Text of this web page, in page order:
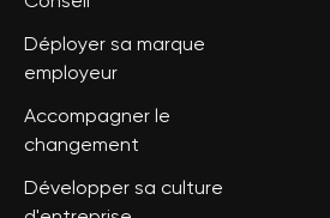
Déployer sa marque
employeur
Accompagner le
changement
Développer sa culture